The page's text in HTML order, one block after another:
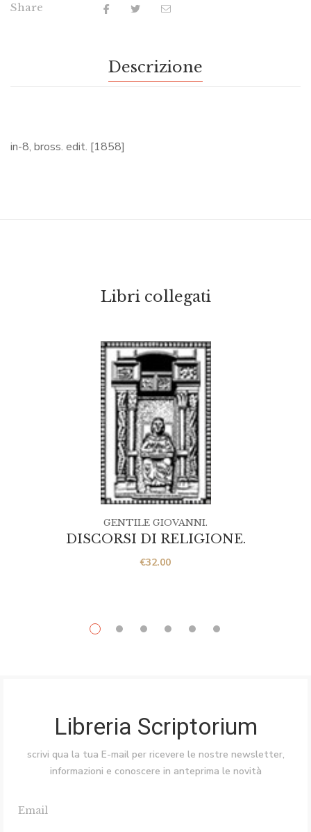
Share
Descrizione
in-8, bross. edit. [1858]
Libri collegati
DISCORSI DI RELIGIONE.
€32.00
GENTILE GIOVANNI.
Libreria Scriptorium
scrivi qua la tua E-mail per ricevere le nostre newsletter,
informazioni e conoscere in anteprima le novità